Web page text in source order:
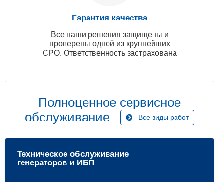
Гарантия качества
Все наши решения защищены и
проверены одной из крупнейших
СРО. Ответственность застрахована
Полноценное сервисное
обслуживание
Все виды работ
Техническое обслуживание
генераторов и ИБП